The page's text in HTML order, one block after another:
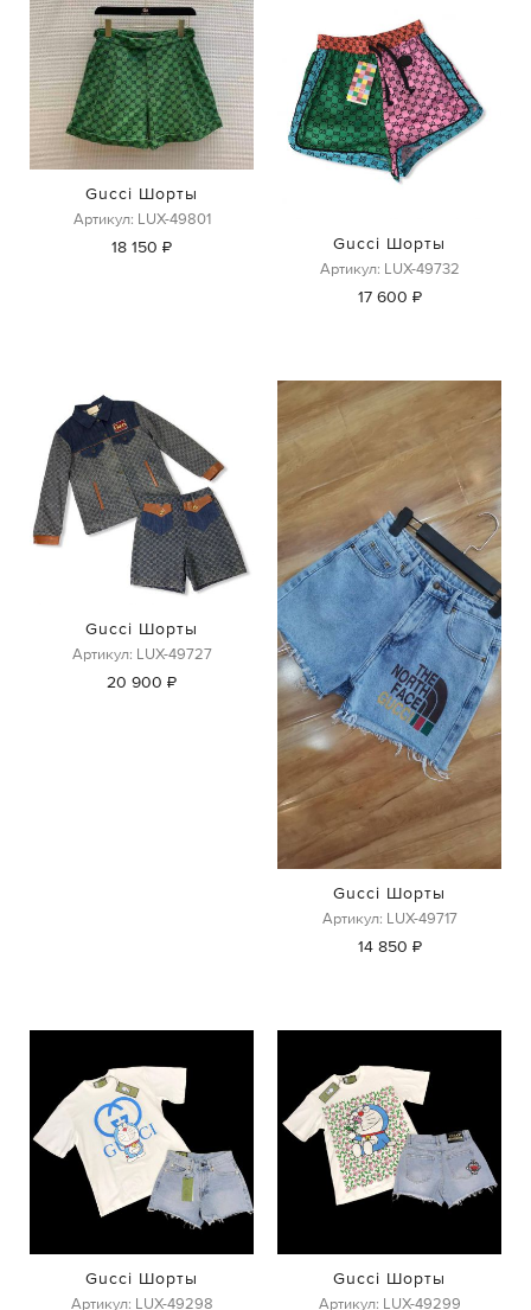
Gucci Шорты
Артикул: LUX-49801
18 150 ₽ Gucci Шорты
Артикул: LUX-49732
17 600 ₽
Gucci Шорты
Артикул: LUX-49727
20 900 ₽
Gucci Шорты
Артикул: LUX-49717
14 850 ₽
Gucci Шорты
Артикул: LUX-49298
Gucci Шорты
Артикул: LUX-49299